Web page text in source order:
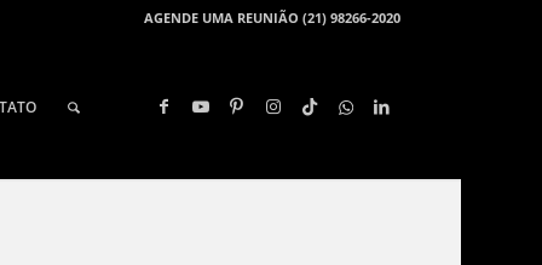
AGENDE UMA REUNIÃO (21) 98266-2020